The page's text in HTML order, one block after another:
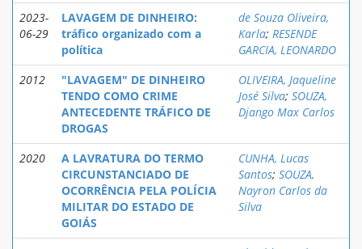
2023-
06-29
LAVAGEM DE DINHEIRO:
tráfico organizado com a
política
de Souza Oliveira,
Karla; RESENDE
GARCIA, LEONARDO
2012
"LAVAGEM" DE DINHEIRO
TENDO COMO CRIME
ANTECEDENTE TRÁFICO DE
DROGAS
OLIVEIRA, Jaqueline
José Silva; SOUZA,
Django Max Carlos
2020
A LAVRATURA DO TERMO
CIRCUNSTANCIADO DE
OCORRÊNCIA PELA POLÍCIA
MILITAR DO ESTADO DE
GOIÁS
CUNHA, Lucas
Santos; SOUZA,
Nayron Carlos da
Silva